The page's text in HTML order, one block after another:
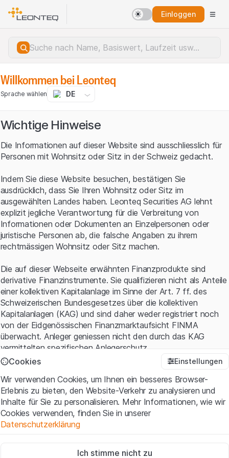
Einloggen
Serverfehler.
Willkommen bei Leonteq
Sprache wählen DE
Wichtige Hinweise
Die Informationen auf dieser Website sind ausschliesslich für
Personen mit Wohnsitz oder Sitz in der Schweiz gedacht.
Indem Sie diese Website besuchen, bestätigen Sie
ausdrücklich, dass Sie Ihren Wohnsitz oder Sitz im
ausgewählten Landes haben. Leonteq Securities AG lehnt
explizit jegliche Verantwortung für die Verbreitung von
Informationen oder Dokumenten an Einzelpersonen oder
juristische Personen ab, die falsche Angaben zu ihrem
rechtmässigen Wohnsitz oder Sitz machen.
Die auf dieser Webseite erwähnten Finanzprodukte sind
derivative Finanzinstrumente. Sie qualifizieren nicht als Anteile
einer kollektiven Kapitalanlage im Sinne der Art. 7 ff. des
Schweizerischen Bundesgesetzes über die kollektiven
Kapitalanlagen (KAG) und sind daher weder registriert noch
von der Eidgenössischen Finanzmarktaufsicht FINMA
überwacht. Anleger geniessen nicht den durch das KAG
vermittelten spezifischen Anlegerschutz.
Mit dem Zugriff auf diese Website der Leonteq Securities AG
(die "Website") erklären Sie, dass Sie die rechtlichen
Informationen und die wichtigen Hinweise und
Nutzungsbedingungenverstanden haben und akzeptieren.
Wenn Sie mit den Nutzungsbedingungen nicht einverstanden
Cookies Einstellungen
Wir verwenden Cookies, um Ihnen ein besseres Browser-
Erlebnis zu bieten, den Website-Verkehr zu analysieren und
Inhalte für Sie zu personalisieren. Mehr Informationen, wie wir
Cookies verwenden, finden Sie in unserer
Datenschutzerklärung
Diese Cookies sind für die Website erforderlich und können nicht
Ich stimme nicht zu